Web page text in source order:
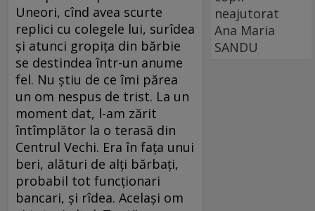
Uneori, cînd avea scurte
replici cu colegele lui, surîdea
și atunci gropița din bărbie
se destindea într-un anume
fel. Nu știu de ce îmi părea
un om nespus de trist. La un
moment dat, l-am zărit
întîmplător la o terasă din
Centrul Vechi. Era în fața unui
beri, alături de alți bărbați,
probabil tot funcționari
bancari, și rîdea. Același om
neajutorat
Ana Maria
SANDU